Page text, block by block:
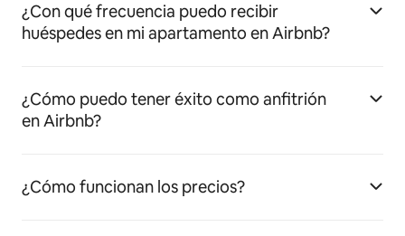
¿Con qué frecuencia puedo recibir
huéspedes en mi apartamento en Airbnb?
¿Cómo puedo tener éxito como anfitrión
en Airbnb?
¿Cómo funcionan los precios?